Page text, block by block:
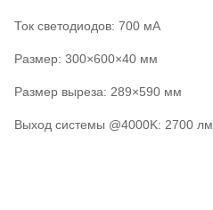
Ток светодиодов: 700 мА
Размер: 300×600×40 мм
Размер выреза: 289×590 мм
Выход системы @4000K: 2700 лм